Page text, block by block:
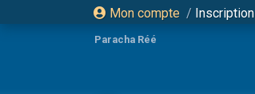
Mon compte / Inscription
Paracha Réé